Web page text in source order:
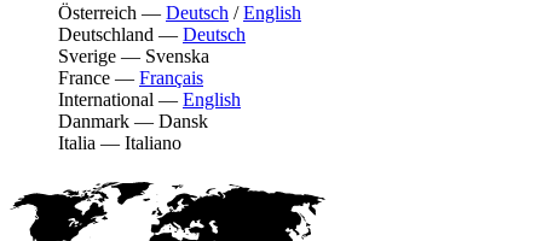
Österreich — Deutsch /English
Deutschland — Deutsch
Sverige — Svenska
France — Français
International — English
Danmark — Dansk
Italia — Italiano